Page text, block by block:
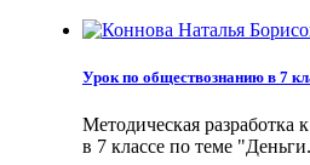
Урок по обществознанию в 7
Методическая разработка
в 7 классе по теме